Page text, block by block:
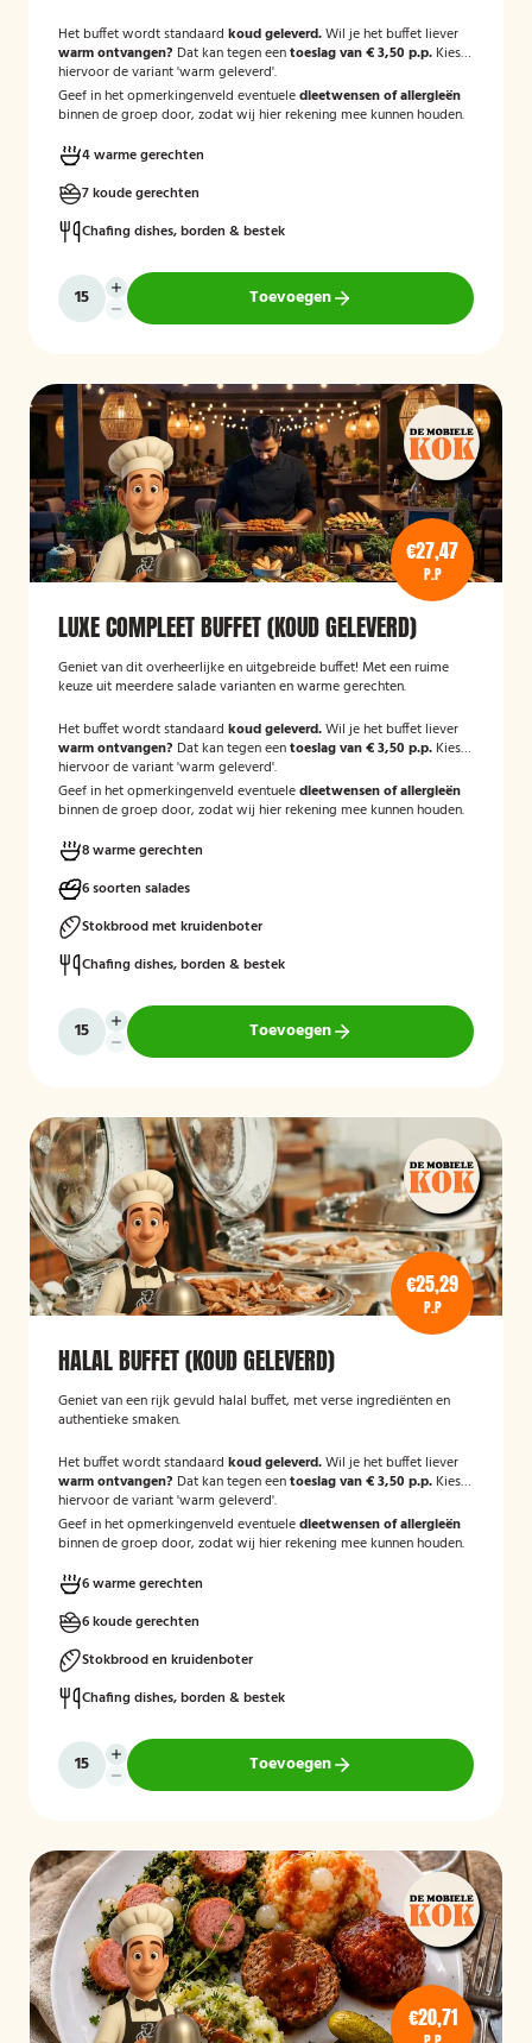
Het buffet wordt standaard koud geleverd.Wil je het buffet liever
warm ontvangen? Dat kan tegen eentoeslag van € 3,50 p.p. Kies
hiervoor de variant 'warm geleverd'.
Geef in het opmerkingenveld eventueledieetwensen of allergieën
binnen de groep door, zodat wij hier rekening mee kunnen houden.
4 warme gerechten
7 koude gerechten
Chafing dishes, borden & bestek
Toevoegen
€27,47
P.P
LUXE COMPLEET BUFFET (KOUD GELEVERD)
Geniet van dit overheerlijke en uitgebreide buffet! Met een ruime
keuze uit meerdere salade varianten en warme gerechten.
Het buffet wordt standaard koud geleverd.Wil je het buffet liever
warm ontvangen? Dat kan tegen eentoeslag van € 3,50 p.p. Kies
hiervoor de variant 'warm geleverd'.
Geef in het opmerkingenveld eventueledieetwensen of allergieën
binnen de groep door, zodat wij hier rekening mee kunnen houden.
8 warme gerechten
6 soorten salades
Stokbrood met kruidenboter
Chafing dishes, borden & bestek
Toevoegen
€25,29
P.P
HALAL BUFFET (KOUD GELEVERD)
Geniet van een rijk gevuld halal buffet, met verse ingrediënten en
authentieke smaken.
Het buffet wordt standaard koud geleverd.Wil je het buffet liever
warm ontvangen? Dat kan tegen eentoeslag van € 3,50 p.p. Kies
hiervoor de variant 'warm geleverd'.
Geef in het opmerkingenveld eventueledieetwensen of allergieën
binnen de groep door, zodat wij hier rekening mee kunnen houden.
6 warme gerechten
6 koude gerechten
Stokbrood en kruidenboter
Chafing dishes, borden & bestek
Toevoegen
€20,71